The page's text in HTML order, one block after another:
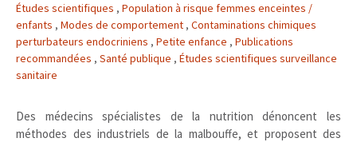
Études scientifiques , Population à risque femmes enceintes /
enfants , Modes de comportement , Contaminations chimiques
perturbateurs endocriniens , Petite enfance , Publications
recommandées , Santé publique , Études scientifiques surveillance
sanitaire
Des médecins spécialistes de la nutrition dénoncent les
méthodes des industriels de la malbouffe, et proposent des